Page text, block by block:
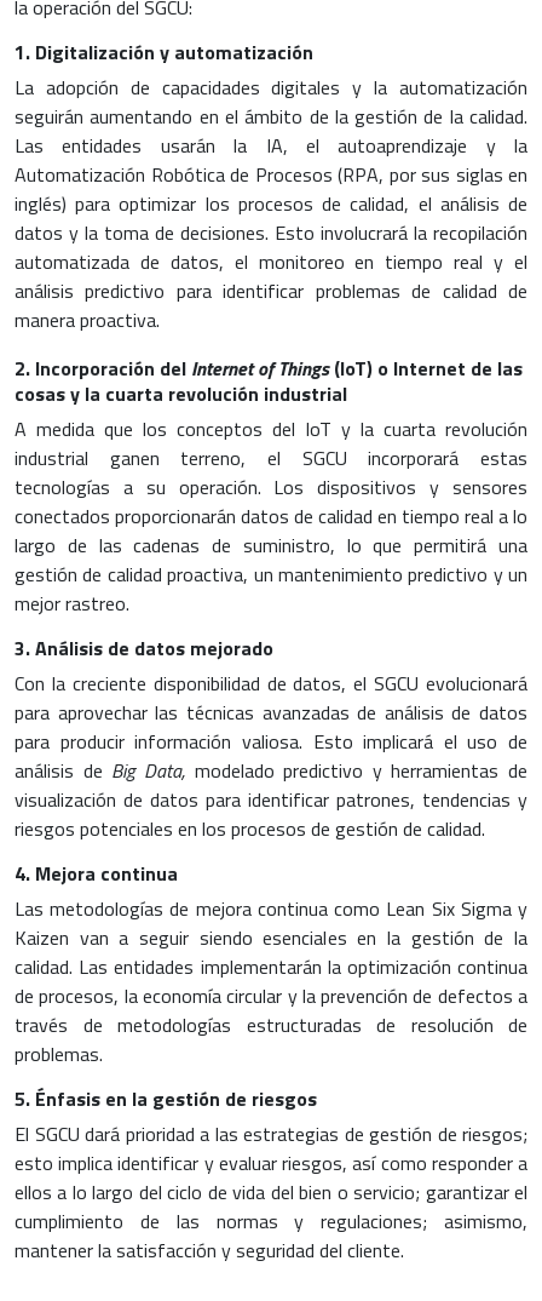
la operación del SGCU:
1. Digitalización y automatización
La adopción de capacidades digitales y la automatización
seguirán aumentando en el ámbito de la gestión de la calidad.
Las entidades usarán la IA, el autoaprendizaje y la
Automatización Robótica de Procesos (RPA, por sus siglas en
inglés) para optimizar los procesos de calidad, el análisis de
datos y la toma de decisiones. Esto involucrará la recopilación
automatizada de datos, el monitoreo en tiempo real y el
análisis predictivo para identificar problemas de calidad de
manera proactiva.
2. Incorporación del Internet of Things(IoT) o Internet de las
cosas y la cuarta revolución industrial
A medida que los conceptos del IoT y la cuarta revolución
industrial ganen terreno, el SGCU incorporará estas
tecnologías a su operación. Los dispositivos y sensores
conectados proporcionarán datos de calidad en tiempo real a lo
largo de las cadenas de suministro, lo que permitirá una
gestión de calidad proactiva, un mantenimiento predictivo y un
mejor rastreo.
3. Análisis de datos mejorado
Con la creciente disponibilidad de datos, el SGCU evolucionará
para aprovechar las técnicas avanzadas de análisis de datos
para producir información valiosa. Esto implicará el uso de
análisis de Big Data,modelado predictivo y herramientas de
visualización de datos para identificar patrones, tendencias y
riesgos potenciales en los procesos de gestión de calidad.
4. Mejora continua
Las metodologías de mejora continua como Lean Six Sigma y
Kaizen van a seguir siendo esenciales en la gestión de la
calidad. Las entidades implementarán la optimización continua
de procesos, la economía circular y la prevención de defectos a
través de metodologías estructuradas de resolución de
problemas.
5. Énfasis en la gestión de riesgos
El SGCU dará prioridad a las estrategias de gestión de riesgos;
esto implica identificar y evaluar riesgos, así como responder a
ellos a lo largo del ciclo de vida del bien o servicio; garantizar el
cumplimiento de las normas y regulaciones; asimismo,
mantener la satisfacción y seguridad del cliente.